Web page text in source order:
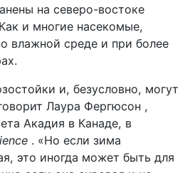
на северо-востоке
и многие насекомые,
влажной среде и при более
и, безусловно, могут
Лаура Фергюсон ,
Акадия в Канаде, в
. «Но если зима
это иногда может быть для